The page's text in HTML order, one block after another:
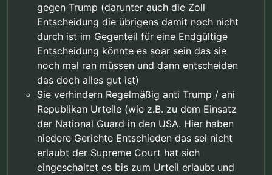
gegen Trump (darunter auch die Zoll
Entscheidung die übrigens damit noch nicht
durch ist im Gegenteil für eine Endgültige
Entscheidung könnte es soar sein das sie
noch mal ran müssen und dann entscheiden
das doch alles gut ist)
Sie verhindern Regelmäßig anti Trump / ani
Republikan Urteile (wie z.B. zu dem Einsatz
der National Guard in den USA. Hier haben
niedere Gerichte Entschieden das sei nicht
erlaubt der Supreme Court hat sich
eingeschaltet es bis zum Urteil erlaubt und